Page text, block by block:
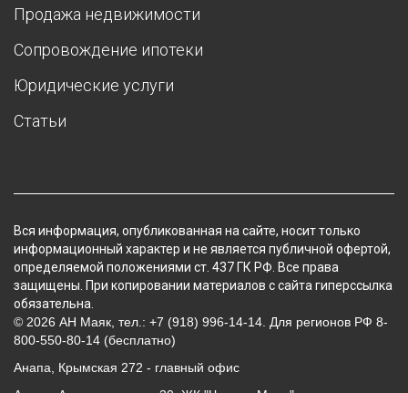
Продажа недвижимости
Сопровождение ипотеки
Юридические услуги
Статьи
Вся информация, опубликованная на сайте, носит только
информационный характер и не является публичной офертой,
определяемой положениями ст. 437 ГК РФ. Все права
защищены. При копировании материалов с сайта гиперссылка
обязательна.
© 2026 АН Маяк, тел.: +7 (918) 996-14-14. Для регионов РФ 8-
800-550-80-14 (бесплатно)
Анапа, Крымская 272 - главный офис